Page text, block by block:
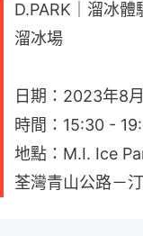
D.PARK｜溜冰
溜冰場
日期：2023年8
時間：15:30 -
地點：M.I. Ice
荃灣青山公路－